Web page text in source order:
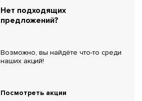
Нет подходящих
предложений?
Возможно, вы найдёте что-то среди
наших акций!
Посмотреть акции